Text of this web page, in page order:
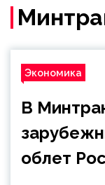
Экономика
В
облет